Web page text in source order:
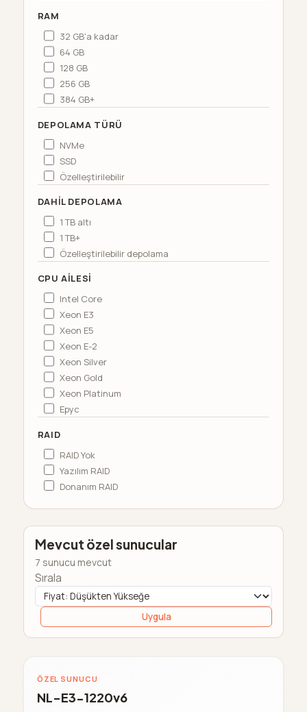
RAM
32 GB'a kadar
64 GB
128 GB
256 GB
384 GB+
DEPOLAMA TÜRÜ
NVMe
SSD
Özelleştirilebilir
DAHIL DEPOLAMA
1 TB altı
1 TB+
Özelleştirilebilir depolama
CPU AILESI
Intel Core
Xeon E3
Xeon E5
Xeon E-2
Xeon Silver
Xeon Gold
Xeon Platinum
Epyc
RAID
RAID Yok
Yazılım RAID
Donanım RAID
Mevcut özel sunucular
7 sunucu mevcut
Sırala
Uygula
ÖZEL SUNUCU
NL-E3-1220v6